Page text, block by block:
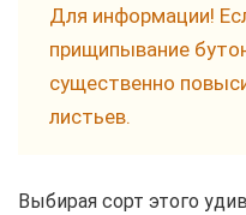
Для информации!
прищипывание
существенно
листьев.
Выбирая сорт этого